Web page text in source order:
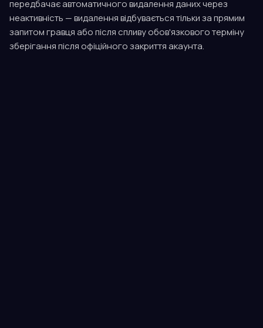
передбачає автоматичного видалення даних через
неактивність — видалення відбувається тільки за прямим
запитом гравця або після спливу обов'язкового терміну
зберігання після офіційного закриття акаунта.